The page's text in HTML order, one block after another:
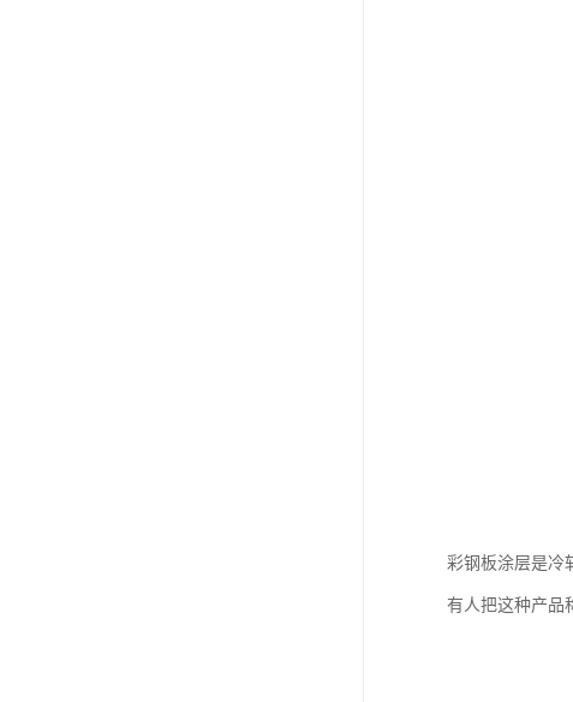
彩钢板涂层是冷
有人把这种产品